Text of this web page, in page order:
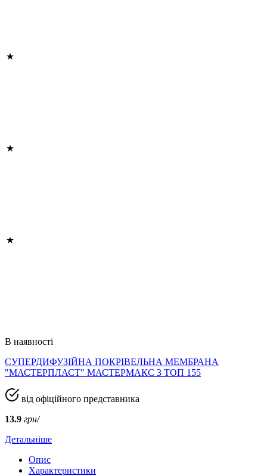
В наявності
СУПЕРДИФУЗІЙНА ПОКРІВЕЛЬНА МЕМБРАНА
"МАСТЕРПЛАСТ" МАСТЕРМАКС 3 ТОП 155
від офіційного представника
13.9 грн/
Детальніше
Опис
Характеристики